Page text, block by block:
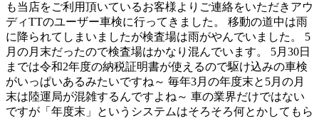
も当店をご利用頂いているお客様よりご連絡をいただきアウ
ディTTのユーザー車検に行ってきました。 移動の道中は雨
に降られてしまいましたが検査場は雨がやんでいました。 5
月の月末だったので検査場はかなり混んでいます。 5月30日
までは令和2年度の納税証明書が使えるので駆け込みの車検
がいっぱいあるみたいですね～ 毎年3月の年度末と5月の月
末は陸運局が混雑するんですよね～ 車の業界だけではない
ですが「年度末」というシステムはそろそろ何とかしてもら